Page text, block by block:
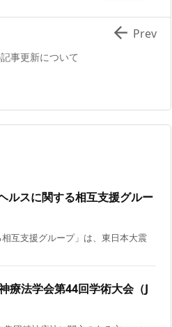
事更新について
 Prev
ルスに関する相互支援グルー
互支援グループ」は、東日本大震
療法学会第44回学術大会（J